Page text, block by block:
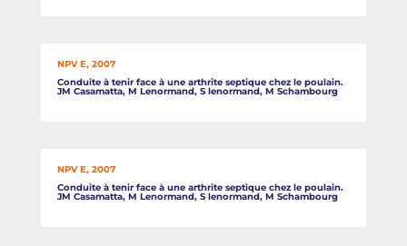
NPV E, 2007
Conduite à tenir face à une arthrite septique chez le poulain.
JM Casamatta, M Lenormand, S lenormand, M Schambourg
NPV E, 2007
Conduite à tenir face à une arthrite septique chez le poulain.
JM Casamatta, M Lenormand, S lenormand, M Schambourg